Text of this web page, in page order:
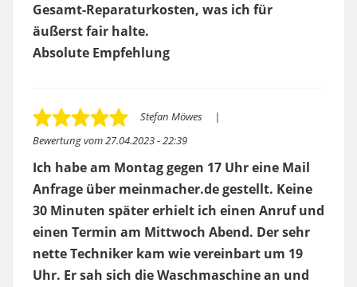
Gesamt-Reparaturkosten, was ich für
äußerst fair halte.
Absolute Empfehlung
Bewertung vom27.04.2023 - 22:39
Stefan Möwes
Ich habe am Montag gegen 17 Uhr eine Mail
Anfrage über meinmacher.de gestellt. Keine
30 Minuten später erhielt ich einen Anruf und
einen Termin am Mittwoch Abend. Der sehr
nette Techniker kam wie vereinbart um 19
Uhr. Er sah sich die Waschmaschine an und